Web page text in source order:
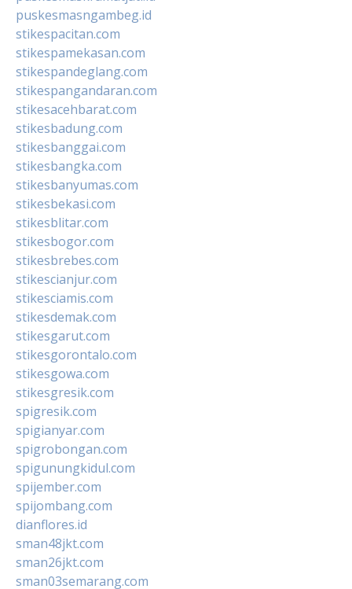
puskesmasngambeg.id
stikespacitan.com
stikespamekasan.com
stikespandeglang.com
stikespangandaran.com
stikesacehbarat.com
stikesbadung.com
stikesbanggai.com
stikesbangka.com
stikesbanyumas.com
stikesbekasi.com
stikesblitar.com
stikesbogor.com
stikesbrebes.com
stikescianjur.com
stikesciamis.com
stikesdemak.com
stikesgarut.com
stikesgorontalo.com
stikesgowa.com
stikesgresik.com
spigresik.com
spigianyar.com
spigrobongan.com
spigunungkidul.com
spijember.com
spijombang.com
dianflores.id
sman48jkt.com
sman26jkt.com
sman03semarang.com